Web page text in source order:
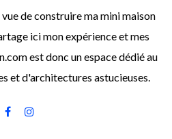
de construire ma mini maison
ici mon expérience et mes
est donc un espace dédié au
et d'architectures astucieuses.